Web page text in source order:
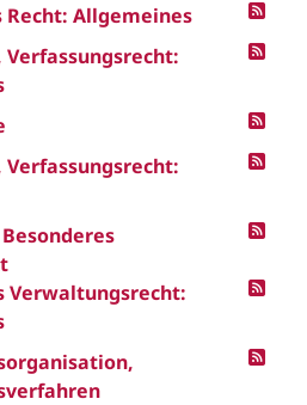
Allgemeines
Verwaltungsrecht: